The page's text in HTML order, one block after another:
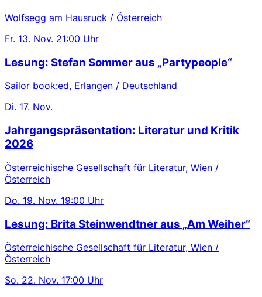
Wolfsegg am Hausruck / Österreich
Fr. 13. Nov. 21:00 Uhr
Lesung: Stefan Sommer aus „Partypeople“
Sailor book:ed, Erlangen / Deutschland
Di. 17. Nov.
Jahrgangspräsentation: Literatur und Kritik
2026
Österreichische Gesellschaft für Literatur, Wien /
Österreich
Do. 19. Nov. 19:00 Uhr
Lesung: Brita Steinwendtner aus „Am Weiher“
Österreichische Gesellschaft für Literatur, Wien /
Österreich
So. 22. Nov. 17:00 Uhr